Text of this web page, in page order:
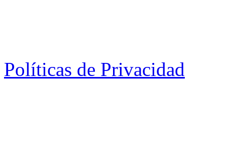
Políticas de Privacidad